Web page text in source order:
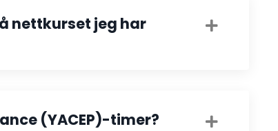
nettkurset jeg har
(YACEP)-timer?